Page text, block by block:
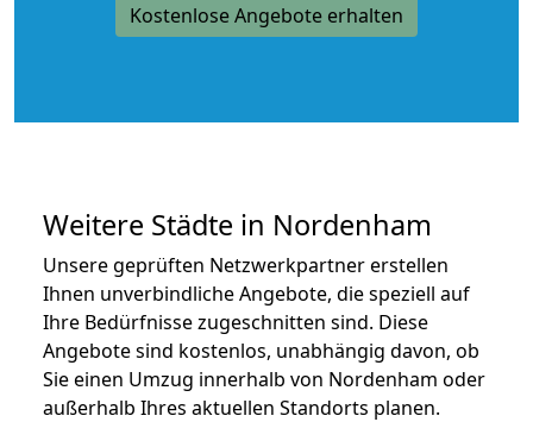
Kostenlose Angebote erhalten
Weitere Städte in Nordenham
Unsere geprüften Netzwerkpartner erstellen
Ihnen unverbindliche Angebote, die speziell auf
Ihre Bedürfnisse zugeschnitten sind. Diese
Angebote sind kostenlos, unabhängig davon, ob
Sie einen Umzug innerhalb von Nordenham oder
außerhalb Ihres aktuellen Standorts planen.